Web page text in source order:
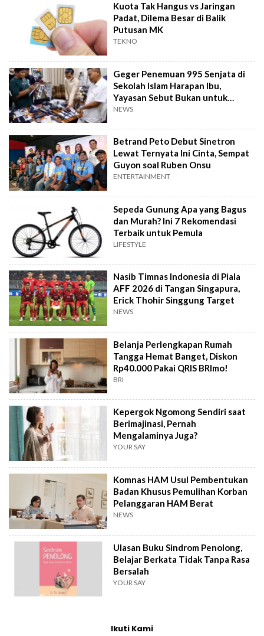
Kuota Tak Hangus vs Jaringan
Padat, Dilema Besar di Balik
Putusan MK
TEKNO
Geger Penemuan 995 Senjata di
Sekolah Islam Harapan Ibu,
Yayasan Sebut Bukan untuk
Ekskul Menembak
NEWS
Betrand Peto Debut Sinetron
Lewat Ternyata Ini Cinta, Sempat
Guyon soal Ruben Onsu
ENTERTAINMENT
Sepeda Gunung Apa yang Bagus
dan Murah? Ini 7 Rekomendasi
Terbaik untuk Pemula
LIFESTYLE
Nasib Timnas Indonesia di Piala
AFF 2026 di Tangan Singapura,
Erick Thohir Singgung Target
NEWS
Belanja Perlengkapan Rumah
Tangga Hemat Banget, Diskon
Rp40.000 Pakai QRIS BRImo!
BRI
Kepergok Ngomong Sendiri saat
Berimajinasi, Pernah
Mengalaminya Juga?
YOUR SAY
Komnas HAM Usul Pembentukan
Badan Khusus Pemulihan Korban
Pelanggaran HAM Berat
NEWS
Ulasan Buku Sindrom Penolong,
Belajar Berkata Tidak Tanpa Rasa
Bersalah
YOUR SAY
Ikuti Kami